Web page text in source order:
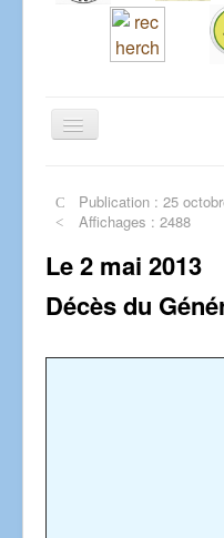
Publication : 25
Affichages : 2488
Le 2 mai 2013
Décès du